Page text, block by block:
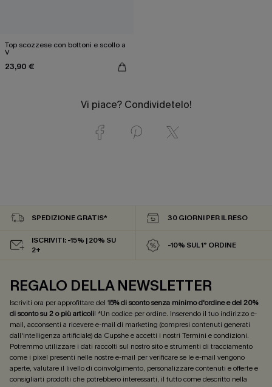
Top scozzese con bottoni e scollo a
V
23,90 €
Vi piace? Condividetelo!
SPEDIZIONE GRATIS* 30 GIORNI PER IL RESO
ISCRIVITI: -15% | 20% SU
2+
-10% SUL 1° ORDINE
REGALO DELLA NEWSLETTER
Iscriviti ora per approfittare del 15% di sconto senza minimo d'ordine e del 20%
di sconto su 2 o più articoli! *Un codice per ordine. Inserendo il tuo indirizzo e-
mail, acconsenti a ricevere e-mail di marketing (compresi contenuti generati
dall'intelligenza artificiale) da Cupshe e accetti i nostri Termini e condizioni.
Potremmo utilizzare i dati raccolti sul nostro sito e strumenti di tracciamento
come i pixel presenti nelle nostre e-mail per verificare se le e-mail vengono
aperte, valutare il livello di coinvolgimento, personalizzare contenuti e offerte e
consigliarti prodotti che potrebbero interessarti, il tutto come descritto nella